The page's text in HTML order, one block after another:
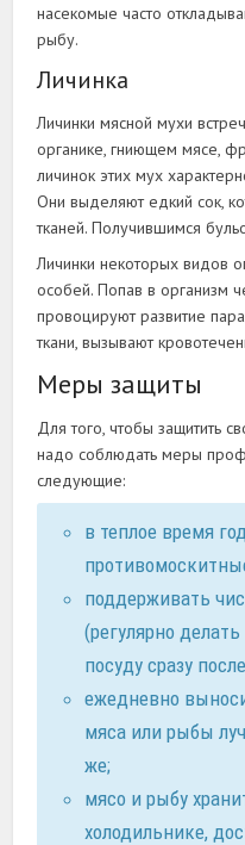
насекомые часто
рыбу.
Личинка
Личинки мясной мухи
органике, гниющем мясе,
личинок этих мух
Они выделяют едкий сок,
тканей. Получившимся
Личинки некоторых видов
особей. Попав в организм
провоцируют развитие
ткани, вызывают
Меры защиты
Для того, чтобы защитить
надо соблюдать меры
следующие:
в теплое время
поддерживать
(регулярно
посуду сразу
ежедневно
мяса или рыбы
же;
мясо и рыбу
холодильнике,